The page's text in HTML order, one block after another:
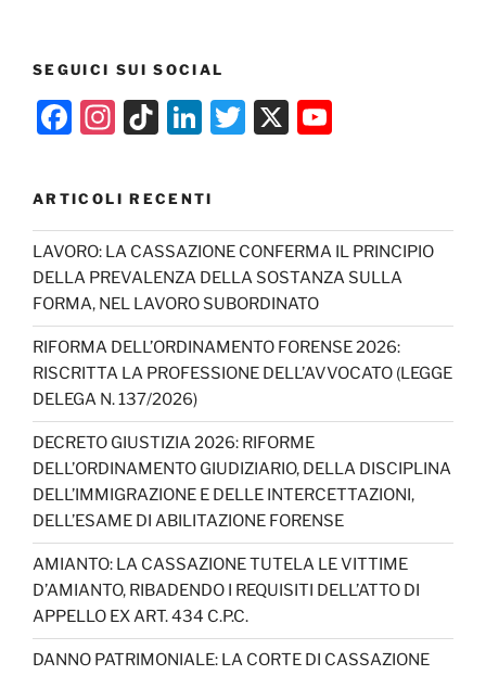
SEGUICI SUI SOCIAL
F
c
e
b
o
o
k
In
a
gr
a
m
Ti
T
o
k
Li
k
e
dI
n
T
er
X
T
u
b
e
C
h
a
n
n
el
ARTICOLI RECENTI
LAVORO: LA CASSAZIONE CONFERMA IL PRINCIPIO
DELLA PREVALENZA DELLA SOSTANZA SULLA
FORMA, NEL LAVORO SUBORDINATO
RIFORMA DELL’ORDINAMENTO FORENSE 2026:
RISCRITTA LA PROFESSIONE DELL’AVVOCATO (LEGGE
DELEGA N. 137/2026)
DECRETO GIUSTIZIA 2026: RIFORME
DELL’ORDINAMENTO GIUDIZIARIO, DELLA DISCIPLINA
DELL’IMMIGRAZIONE E DELLE INTERCETTAZIONI,
DELL’ESAME DI ABILITAZIONE FORENSE
AMIANTO: LA CASSAZIONE TUTELA LE VITTIME
D’AMIANTO, RIBADENDO I REQUISITI DELL’ATTO DI
APPELLO EX ART. 434 C.P.C.
DANNO PATRIMONIALE: LA CORTE DI CASSAZIONE